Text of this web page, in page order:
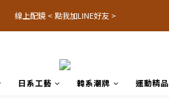
線上配鏡 < 點我加LINE好友 >
日系工藝 韓系潮牌 運動精品